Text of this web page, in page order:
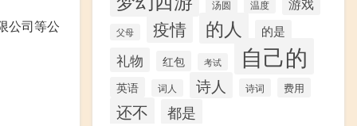
公司等公
汤圆 温度
父母 疫情 的人 的是
礼物 红包 考试 自己的
英语 词人 诗人 诗词 费用
还不 都是